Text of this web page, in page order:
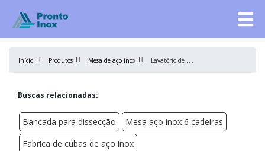
Início Produtos Mesa de aço inox L
avatório de mãos com lava botas
Buscas relacionadas:
Bancada para dissecção
Mesa aço inox 6 cadeiras
Fabrica de cubas de aço inox